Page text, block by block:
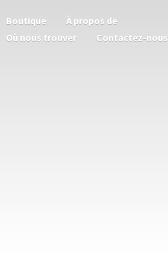
Boutique
À propos de
Où nous trouver
Contactez-nous